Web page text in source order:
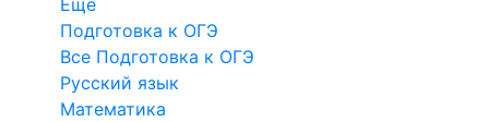
Еще
Подготовка к ОГЭ
Все Подготовка к ОГЭ
Русский язык
Математика